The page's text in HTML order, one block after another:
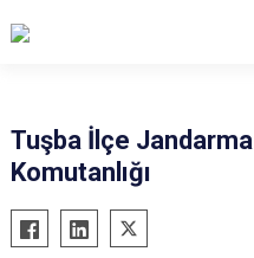
Bahçesaray
Başkale
Tuşba İlçe Jandarma
Komutanlığı